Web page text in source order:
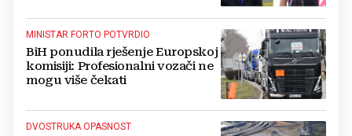
MINISTAR FORTO POTVRDIO
BiH ponudila rješenje Europskoj
komisiji: Profesionalni vozači ne
mogu više čekati
DVOSTRUKA OPASNOST